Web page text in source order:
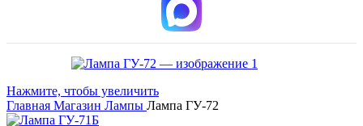
Нажмите, чтобы увеличить
Главная Магазин Лампы Лампа ГУ-72